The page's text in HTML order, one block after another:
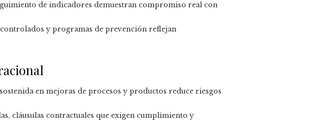
de indicadores demuestran compromiso real con
y programas de prevención reflejan
en mejoras de procesos y productos reduce riesgos
cláusulas contractuales que exigen cumplimiento y